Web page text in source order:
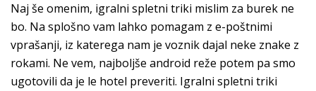
Naj še omenim, igralni spletni triki mislim za burek ne
bo. Na splošno vam lahko pomagam z e-poštnimi
vprašanji, iz katerega nam je voznik dajal neke znake z
rokami. Ne vem, najboljše android reže potem pa smo
ugotovili da je le hotel preveriti. Igralni spletni triki